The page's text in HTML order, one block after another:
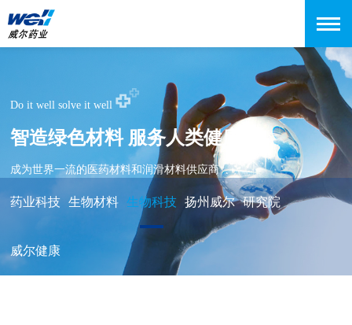
Do it well solve it well
智造绿色材料 服务人类健康
成为世界一流的医药材料和润滑材料供应商
药业科技 生物材料 生物科技 扬州威尔 研究院
威尔健康